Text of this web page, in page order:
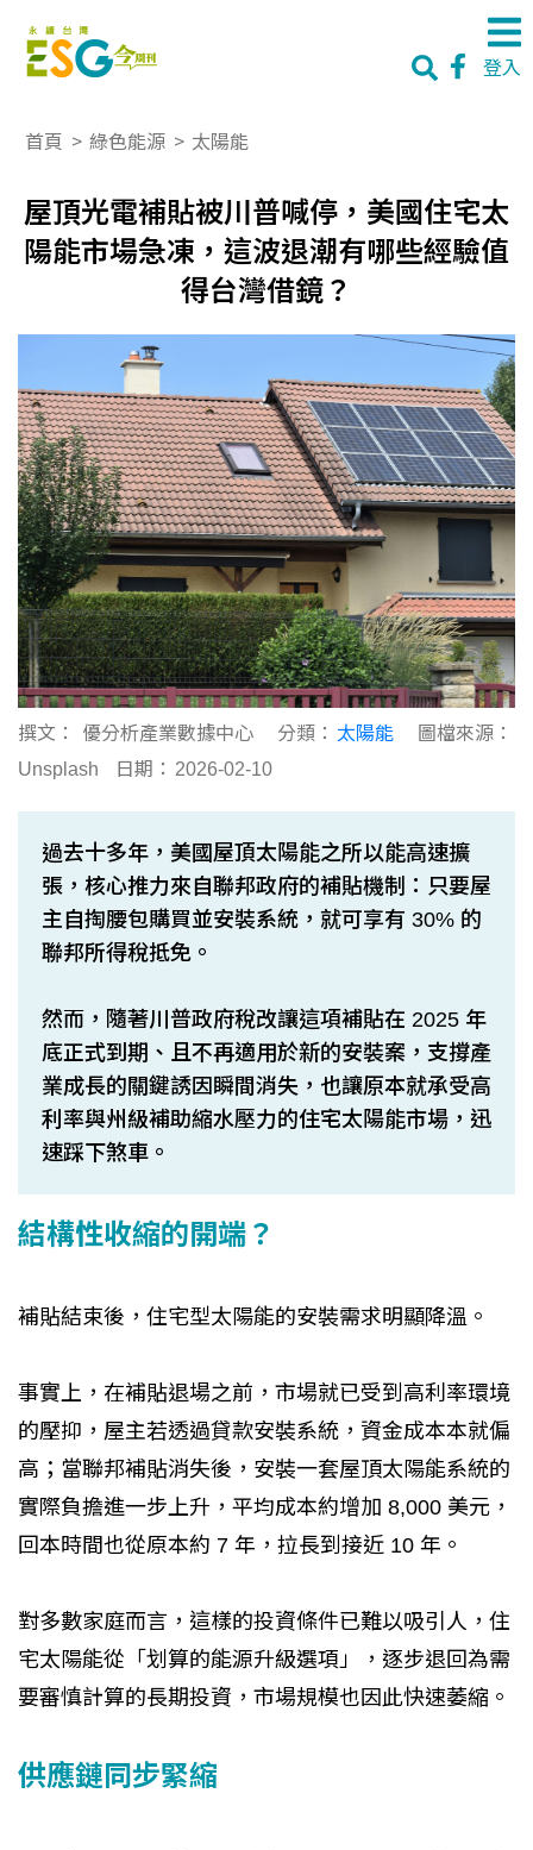
登入
首頁 > 綠色能源 > 太陽能
屋頂光電補貼被川普喊停，美國住宅太
陽能市場急凍，這波退潮有哪些經驗值
得台灣借鏡？
撰文： 優分析產業數據中心 分類： 太陽能
圖檔來源：
Unsplash
日期： 2026-02-10
過去十多年，美國屋頂太陽能之所以能高速擴
張，核心推力來自聯邦政府的補貼機制：只要屋
主自掏腰包購買並安裝系統，就可享有 30% 的
聯邦所得稅抵免。
然而，隨著川普政府稅改讓這項補貼在 2025 年
底正式到期、且不再適用於新的安裝案，支撐產
業成長的關鍵誘因瞬間消失，也讓原本就承受高
利率與州級補助縮水壓力的住宅太陽能市場，迅
速踩下煞車。
結構性收縮的開端？
補貼結束後，住宅型太陽能的安裝需求明顯降溫。
事實上，在補貼退場之前，市場就已受到高利率環境
的壓抑，屋主若透過貸款安裝系統，資金成本本就偏
高；當聯邦補貼消失後，安裝一套屋頂太陽能系統的
實際負擔進一步上升，平均成本約增加 8,000 美元，
回本時間也從原本約 7 年，拉長到接近 10 年。
對多數家庭而言，這樣的投資條件已難以吸引人，住
宅太陽能從「划算的能源升級選項」，逐步退回為需
要審慎計算的長期投資，市場規模也因此快速萎縮。
供應鏈同步緊縮